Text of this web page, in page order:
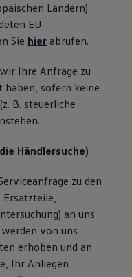
Ländern)
EU-
Sie hier abrufen.
Ihre Anfrage zu
sofern keine
B. steuerliche
Händlersuche)
zu den
an uns
von uns
erhoben und an
Ihr Anliegen